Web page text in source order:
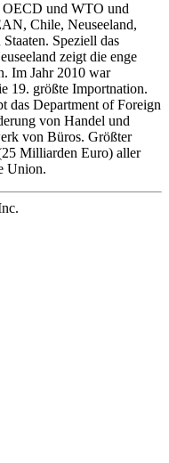
und WTO und
Chile, Neuseeland,
Speziell das
zeigt die enge
Im Jahr 2010 war
19. größte Importnation.
das Department of Foreign
von Handel und
von Büros. Größter
Milliarden Euro) aller
Union.